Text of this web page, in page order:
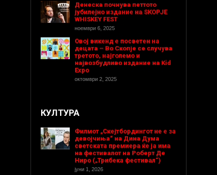
Денеска почнува петтото
јубилејно издание на SKOPJE
WHISKEY FEST
ноември 6, 2025
Овој викенд е посветен на
децата – Во Скопје се случува
третото, најголемо и
највозбудливо издание на Kid
Expo
октомври 2, 2025
КУЛТУРА
Филмот „Скејтбордингот не е за
девојчиња“ на Дина Дума
светската премиера ќе ја има
на фестивалот на Роберт Де
Ниро („Трибека фестивал“)
јуни 1, 2026